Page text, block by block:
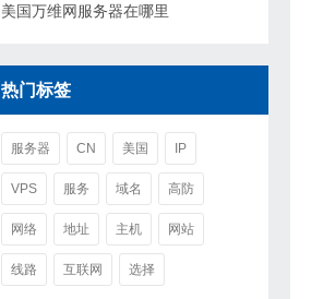
美国万维网服务器在哪里
热门标签
服务器 CN 美国 IP
VPS 服务 域名 高防
网络 地址 主机 网站
线路 互联网 选择